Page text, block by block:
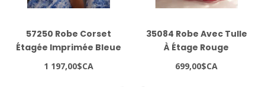
57250 Robe Corset
Étagée Imprimée Bleue
1 197,00$CA
35084 Robe Avec Tulle
À Étage Rouge
699,00$CA